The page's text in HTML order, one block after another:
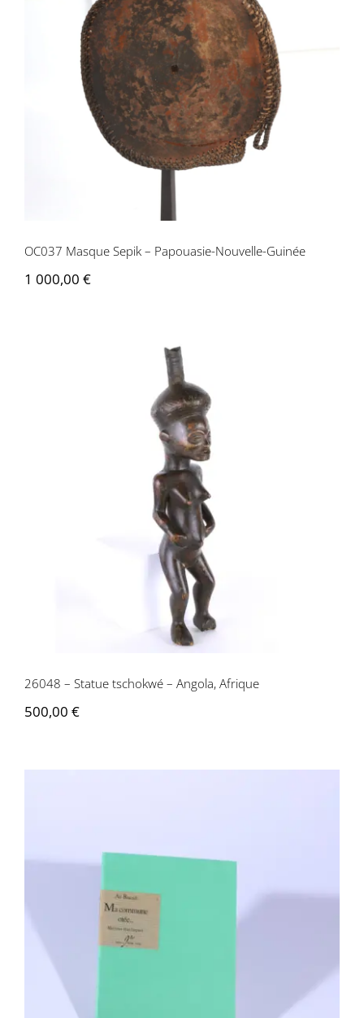
OC037 Masque Sepik – Papouasie-
Nouvelle-Guinée
OC037 Masque Sepik – Papouasie-Nouvelle-Guinée
1 000,00 €
26048 – Statue tschokwé – Angola,
Afrique
26048 – Statue tschokwé – Angola, Afrique
500,00 €
Ali Bouzidi, Mathias Gaillaguet – Ma
commune otée…